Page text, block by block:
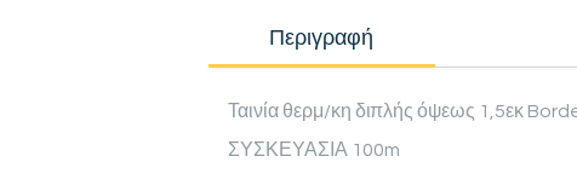
Περιγραφή
Ταινία θερμ/κη διπλής όψεως 1,5εκ
ΣΥΣΚΕΥΑΣΙΑ 100m